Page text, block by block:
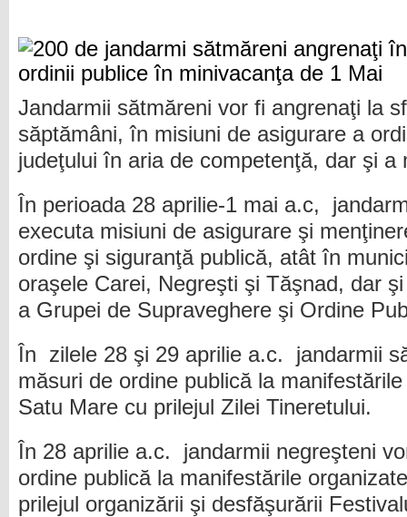
Jandarmii sătmăreni vor fi angrenaţi la
săptămâni, în misiuni de asigurare a
judeţului în aria de competenţă, dar şi a
În perioada 28 aprilie-1 mai a.c,
executa misiuni de asigurare şi
ordine şi siguranţă publică, atât în
oraşele Carei, Negreşti şi Tăşnad, dar
a Grupei de Supraveghere şi Ordine
În zilele 28 şi 29 aprilie a.c. jandarmii
măsuri de ordine publică la
Satu Mare cu prilejul Zilei Tineretului.
În 28 aprilie a.c. jandarmii negreşteni
ordine publică la manifestările
prilejul organizării şi desfăşurării